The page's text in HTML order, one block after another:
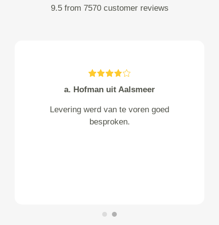
9.5 from 7570 customer reviews
a. Hofman uit Aalsmeer
Levering werd van te voren goed
besproken.